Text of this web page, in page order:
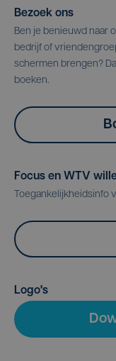
Bezoek ons
Ben je benieuwd naar
bedrijf of
schermen brengen?
boeken.
Focus en WTV
Toegankelijkheidsinfo
Logo's